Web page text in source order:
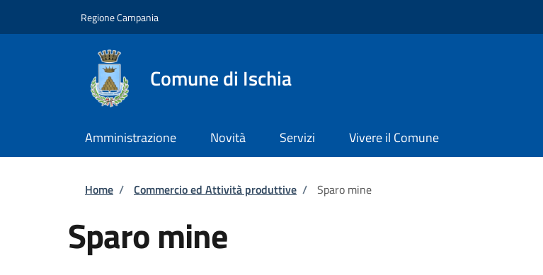
Regione Campania
Comune di Ischia
Amministrazione Novità Servizi Vivere il Comune
Briciole di pane
Home / Commercio ed Attività produttive / Sparo mine
Sparo mine